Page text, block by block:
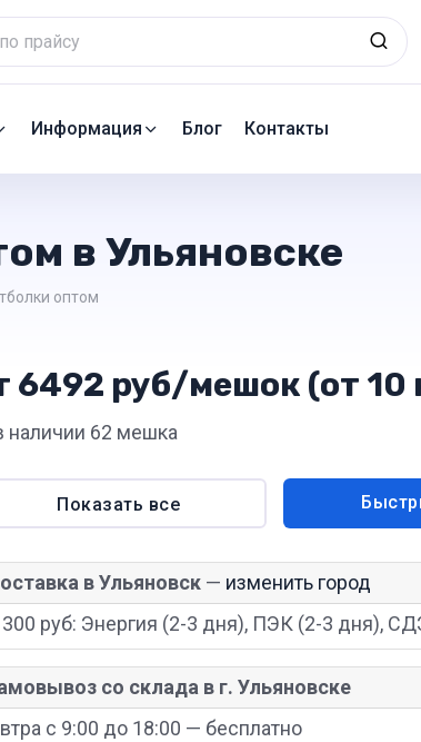
Информация Блог Контакты
в Ульяновске
оптом
6492 руб/мешок (от 10
наличии 62 мешка
Показать все
в Ульяновск — изменить город
300 руб: Энергия (2-3 дня), ПЭК (2-3 дня),
со склада в г. Ульяновске
с 9:00 до 18:00 — бесплатно